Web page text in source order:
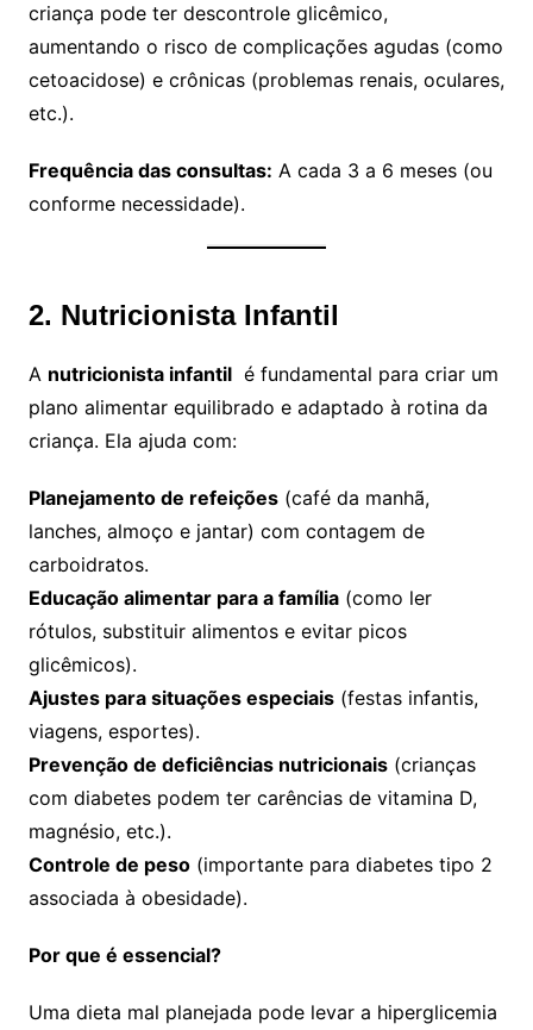
criança pode ter descontrole glicêmico,
aumentando o risco de complicações agudas (como
cetoacidose) e crônicas (problemas renais, oculares,
etc.).
Frequência das consultas: A cada 3 a 6 meses (ou
conforme necessidade).
2. Nutricionista Infantil
A nutricionista infantilé fundamental para criar um
plano alimentar equilibrado e adaptado à rotina da
criança. Ela ajuda com:
Planejamento de refeições(café da manhã,
lanches, almoço e jantar) com contagem de
carboidratos.
Educação alimentar para a família(como ler
rótulos, substituir alimentos e evitar picos
glicêmicos).
Ajustes para situações especiais(festas infantis,
viagens, esportes).
Prevenção de deficiências nutricionais(crianças
com diabetes podem ter carências de vitamina D,
magnésio, etc.).
Controle de peso(importante para diabetes tipo 2
associada à obesidade).
Por que é essencial?
Uma dieta mal planejada pode levar a hiperglicemia